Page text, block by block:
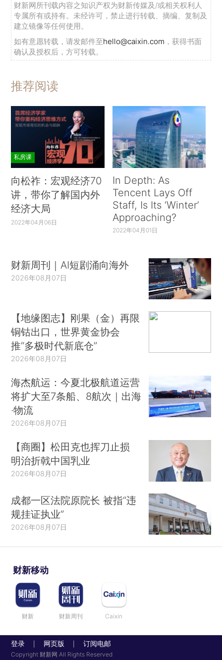
财新网所刊载内容之知识产权为财新传媒及/或相关权利人
专属所有或持有。未经许可，禁止进行转载、摘编、复制及
建立镜像等任何使用。
如有意愿转载，请发邮件至hello@caixin.com ，获得书面
确认及授权后，方可转载。
推荐阅读
私房课
向松祚：宏观经济70
讲，带你了解国内外
经济大局
2022年04月06日
In Depth: As
Tencent Lays Off
Staff, Is Its ‘Winter’
Approaching?
2022年04月01日
财新周刊｜AI短剧涌向海外
2026年08月07日
【地缘图志】刚果（金）再限
铜钴出口，世界黄金协会
推“多极时代新底仓”
2026年08月07日
海杰航运：今夏北极航道运营
将扩大至7条船、8航次｜出海
·物流
2026年08月07日
【商圈】松田克也挥刀止损
明治折戟中国乳业
2026年08月07日
成都一区法院原院长 被指“违
规挂证执业”
2026年08月07日
财新移动
财新 财新周刊 Caixin
登录 网页版 订阅电邮
Copyright 财新网 All Rights Reserved